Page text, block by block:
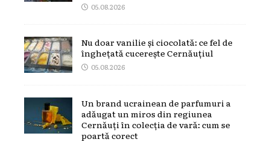
05.08.2026
Nu doar vanilie și ciocolată: ce fel de
înghețată cucerește Cernăuțiul
05.08.2026
Un brand ucrainean de parfumuri a
adăugat un miros din regiunea
Cernăuți în colecția de vară: cum se
poartă corect